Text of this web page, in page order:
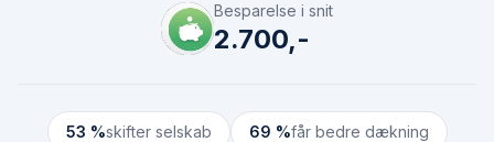
Besparelse i snit
2.700,-
53 %skifter selskab 69 %får bedre dækning